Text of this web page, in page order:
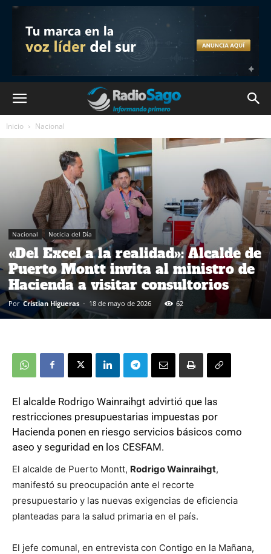
Inicio Nacional
Nacional Noticia del Día
«Del Excel a la realidad»: Alcalde de
Puerto Montt invita al ministro de
Hacienda a visitar consultorios
Por Cristian Higueras - 18 de mayo de 2026 62
El alcalde Rodrigo Wainraihgt advirtió que las
restricciones presupuestarias impuestas por
Hacienda ponen en riesgo servicios básicos como
aseo y seguridad en los CESFAM.
El alcalde de Puerto Montt, Rodrigo Wainraihgt,
manifestó su preocupación ante el recorte
presupuestario y las nuevas exigencias de eficiencia
planteadas para la salud primaria en el país.
El jefe comunal, en entrevista con Contigo en la Mañana,